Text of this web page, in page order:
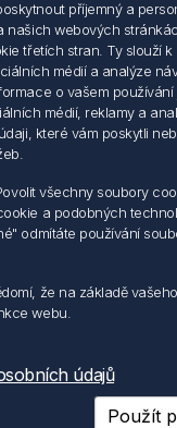
osobních údajů
elektronických
a obchodní
s elektroodpadem
příjemný a
našich webových
třetích stran. Ty slouží
médií a analýze
o vašem používání
médií, reklamy a
které vám poskytli
všechny soubory
a podobných
odmítáte používání
že na základě
webu.
údajů
Použít